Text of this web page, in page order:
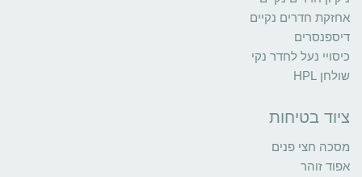
אחזקת חדרים נקיים
דיספנסרים
כיסויי נעל לחדר נקי
שולחן HPL
ציוד בטיחות
מסכה חצי פנים
אפוד זוהר